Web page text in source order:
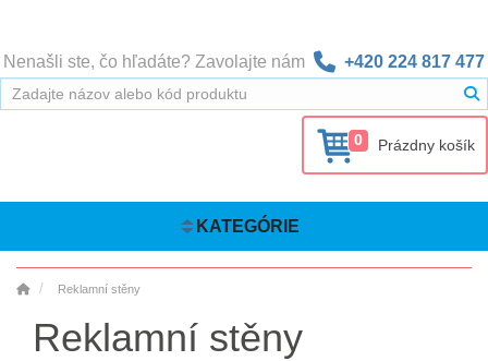
Nenašli ste, čo hľadáte? Zavolajte nám +420 224 817 477
0 Prázdny košík
KATEGÓRIE
Reklamní stěny
Reklamní stěny